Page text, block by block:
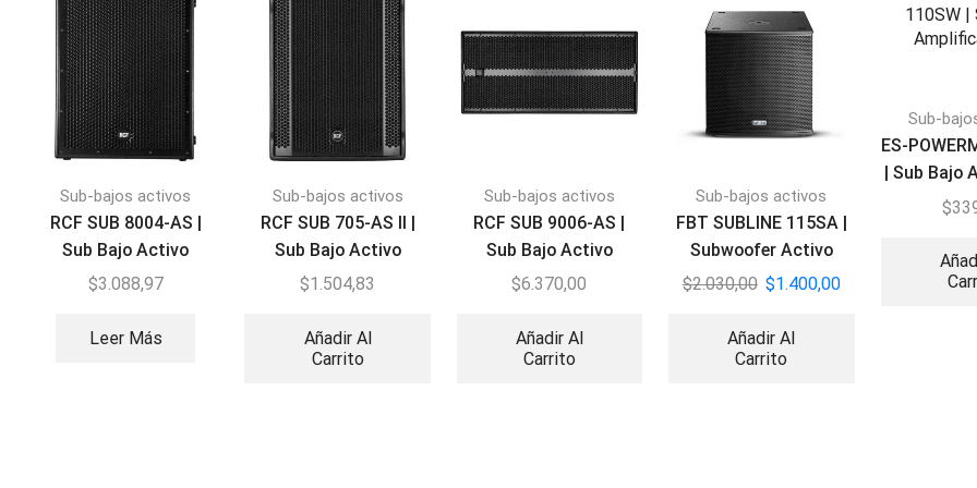
Sub-bajos activos
RCF SUB 8004-AS |
Sub Bajo Activo
$3.088,97
Leer Más
Sub-bajos activos
RCF SUB 705-AS II |
Sub Bajo Activo
$1.504,83
Añadir Al
Carrito
Sub-bajos activos
RCF SUB 9006-AS |
Sub Bajo Activo
$6.370,00
Añadir Al
Carrito
Sub-bajos activos
FBT SUBLINE 115SA |
Subwoofer Activo
1400W
$2.030,00 $1.400,00
Añadir Al
Carrito
Sub-
ES-
| Sub Bajo
$